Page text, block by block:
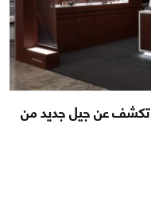
COMPUTEX26: شركة Noctua تكشف عن جيل جديد من